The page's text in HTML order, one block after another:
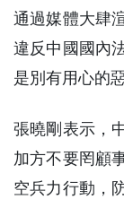
通過媒體大肆
違反中國國內
是別有用心的
張曉剛表示，
加方不要罔顧
空兵力行動，